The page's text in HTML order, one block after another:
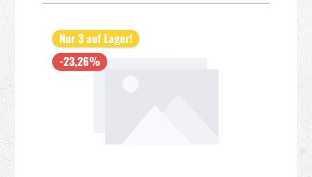
Nur 3 auf Lager!
-23,26%